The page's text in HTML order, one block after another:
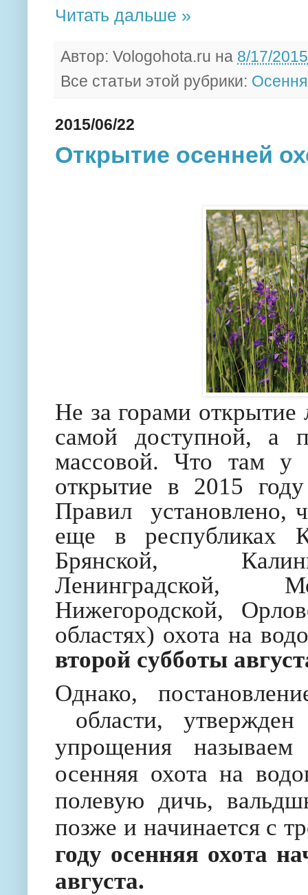
Читать дальше »
Автор: Vologohota.ru на 8/17/2015
Все статьи этой рубрики:
2015/06/22
Открытие осенней
Не за горами открытие
самой доступной, а
массовой. Что там у
открытие в 2015
Правил
установлено,
еще в республиках
Брянской,
Ленинградской,
Нижегородской,
областях) охота на
второй субботы
Однако,
области,
упрощения
осенняя охота на
полевую дичь,
позже и начинается с
году осенняя охота
августа.